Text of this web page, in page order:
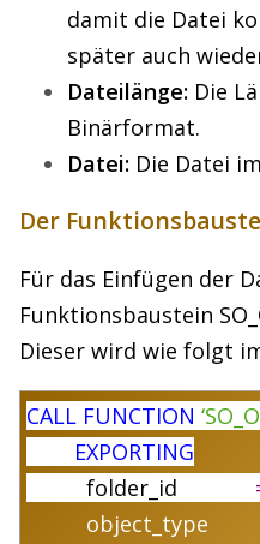
damit die Datei
später auch
Dateilänge: Die
Binärformat.
Datei: Die Datei
Der
Für das Einfügen der
Funktionsbaustein
Dieser wird wie folgt
CALL FUNCTION
EXPORTING
folder_id
object_type